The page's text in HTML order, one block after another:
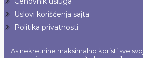
Uslovi korišćenja sajta
Politika privatnosti
As nekretnine maksimalno koristi sve